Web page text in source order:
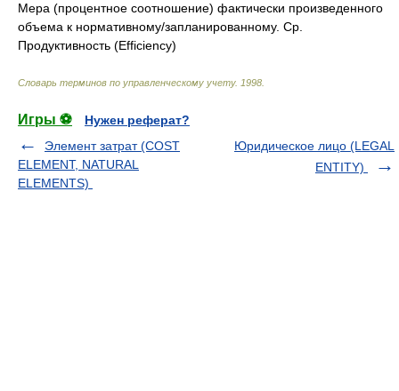
Мера (процентное соотношение) фактически произведенного
объема к нормативному/запланированному. Ср.
Продуктивность (Efficiency)
Словарь терминов по управленческому учету. 1998
Игры ⚽
Нужен реферат?
Элемент затрат (COST
ELEMENT, NATURAL
ELEMENTS)
Юридическое лицо (LEGAL
ENTITY)